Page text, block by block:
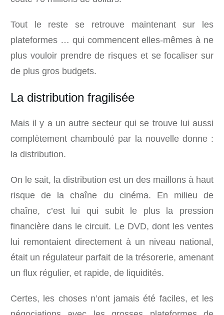
Tout le reste se retrouve maintenant sur les
plateformes … qui commencent elles-mêmes à ne
plus vouloir prendre de risques et se focaliser sur
de plus gros budgets.
La distribution fragilisée
Mais il y a un autre secteur qui se trouve lui aussi
complètement chamboulé par la nouvelle donne :
la distribution.
On le sait, la distribution est un des maillons à haut
risque de la chaîne du cinéma. En milieu de
chaîne, c’est lui qui subit le plus la pression
financière dans le circuit. Le DVD, dont les ventes
lui remontaient directement à un niveau national,
était un régulateur parfait de la trésorerie, amenant
un flux régulier, et rapide, de liquidités.
Certes, les choses n’ont jamais été faciles, et les